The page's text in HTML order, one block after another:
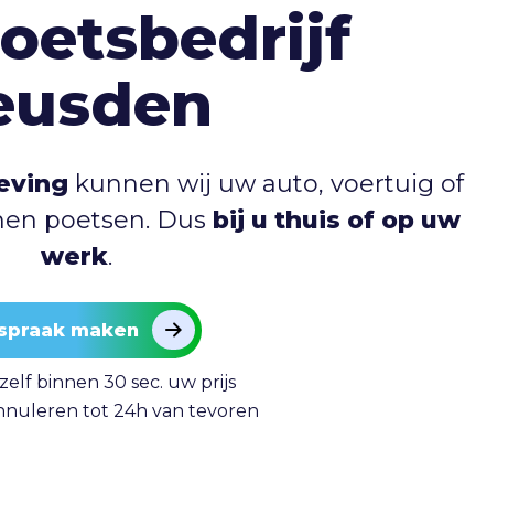
kunnen wij uw auto, voertuig of
poetsen. Dus bij u thuis of op uw
werk.
maken
binnen 30 sec. uw prijs
tot 24h van tevoren